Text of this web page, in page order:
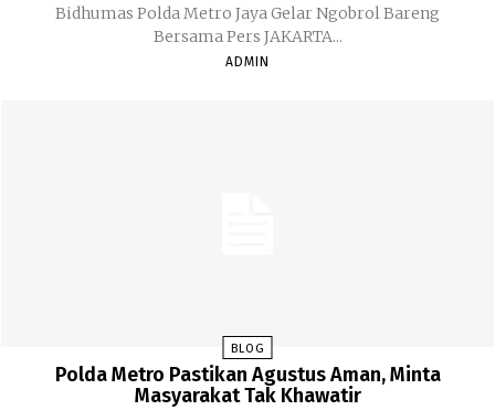
Bidhumas Polda Metro Jaya Gelar Ngobrol Bareng
Bersama Pers JAKARTA...
ADMIN
BLOG
Polda Metro Pastikan Agustus Aman, Minta
Masyarakat Tak Khawatir